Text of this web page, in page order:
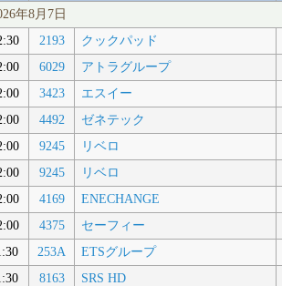
年8月7日
2193 クックパッド
6029 アトラグループ
3423 エスイー
4492 ゼネテック
9245 リベロ
9245 リベロ
4169 ENECHANGE
4375 セーフィー
253A ETSグループ
8163 SRS HD